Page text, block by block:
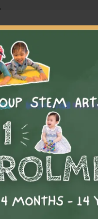
一系列活動提高他們對籃
通及基礎動作的技巧，同時
活動以提高學習成果，並改
或射球技巧等。